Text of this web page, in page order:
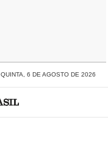
QUINTA, 6 DE AGOSTO DE 2026